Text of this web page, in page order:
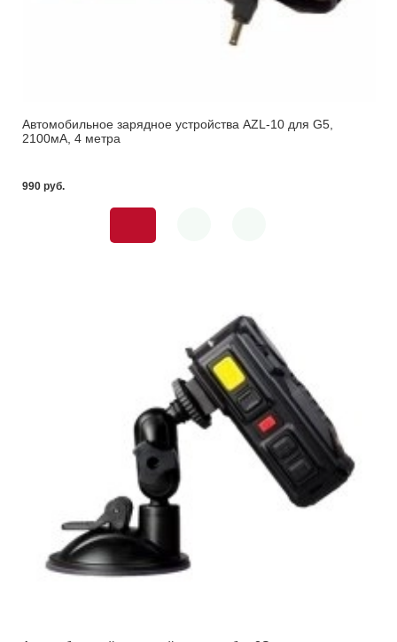
Автомобильное зарядное устройства AZL-10 для G5,
2100мА, 4 метра
990 pуб.